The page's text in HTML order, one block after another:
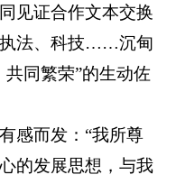
见证合作文本交换
执法、科技……沉甸
同繁荣”的生动佐
感而发：“我所尊
的发展思想，与我